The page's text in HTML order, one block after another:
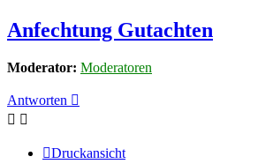
Anfechtung Gutachten
Moderator: Moderatoren
Antworten
Druckansicht